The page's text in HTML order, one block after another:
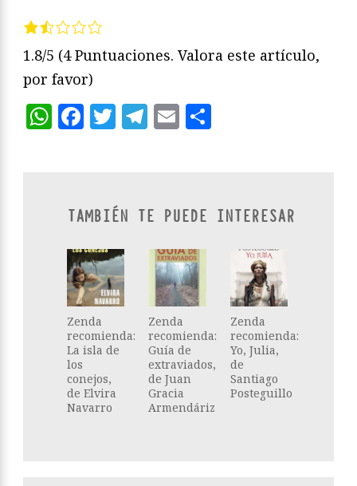
1.8/5 (4 Puntuaciones. Valora este artículo,
por favor)
WhatsApp
Facebook
Twitter
Telegram
Email
TAMBIÉN TE PUEDE INTERESAR
Zenda
recomienda:
La isla de
los
conejos,
de Elvira
Navarro
Zenda
recomienda:
Guía de
extraviados,
de Juan
Gracia
Armendáriz
Zenda
recomienda:
Yo, Julia,
de
Santiago
Posteguillo